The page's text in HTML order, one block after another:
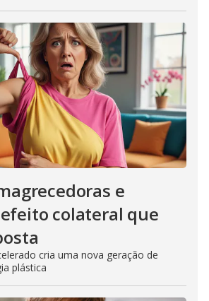
e
colateral que
cria uma nova geração de
plástica